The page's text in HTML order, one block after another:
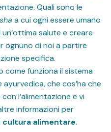
Quali sono le
a cui ogni essere umano
salute e creare
ognuno di noi a partire
specifica.
come funziona il sistema
che cos’ha che
con l’alimentazione e vi
informazioni per
cultura alimentare.